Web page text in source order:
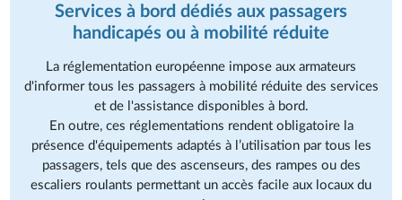
Services à bord dédiés aux passagers
handicapés ou à mobilité réduite
La réglementation européenne impose aux armateurs
d'informer tous les passagers à mobilité réduite des services
et de l'assistance disponibles à bord.
En outre, ces réglementations rendent obligatoire la
présence d'équipements adaptés à l’utilisation par tous les
passagers, tels que des ascenseurs, des rampes ou des
escaliers roulants permettant un accès facile aux locaux du